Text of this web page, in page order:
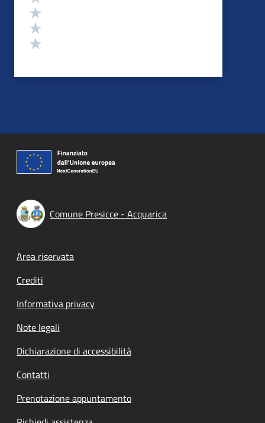
Comune Presicce - Acquarica
Footer menu
Area riservata
Crediti
Informativa privacy
Note legali
Dichiarazione di accessibilità
Contatti
Prenotazione appuntamento